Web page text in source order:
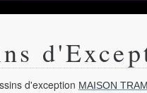
d'exception MAISON